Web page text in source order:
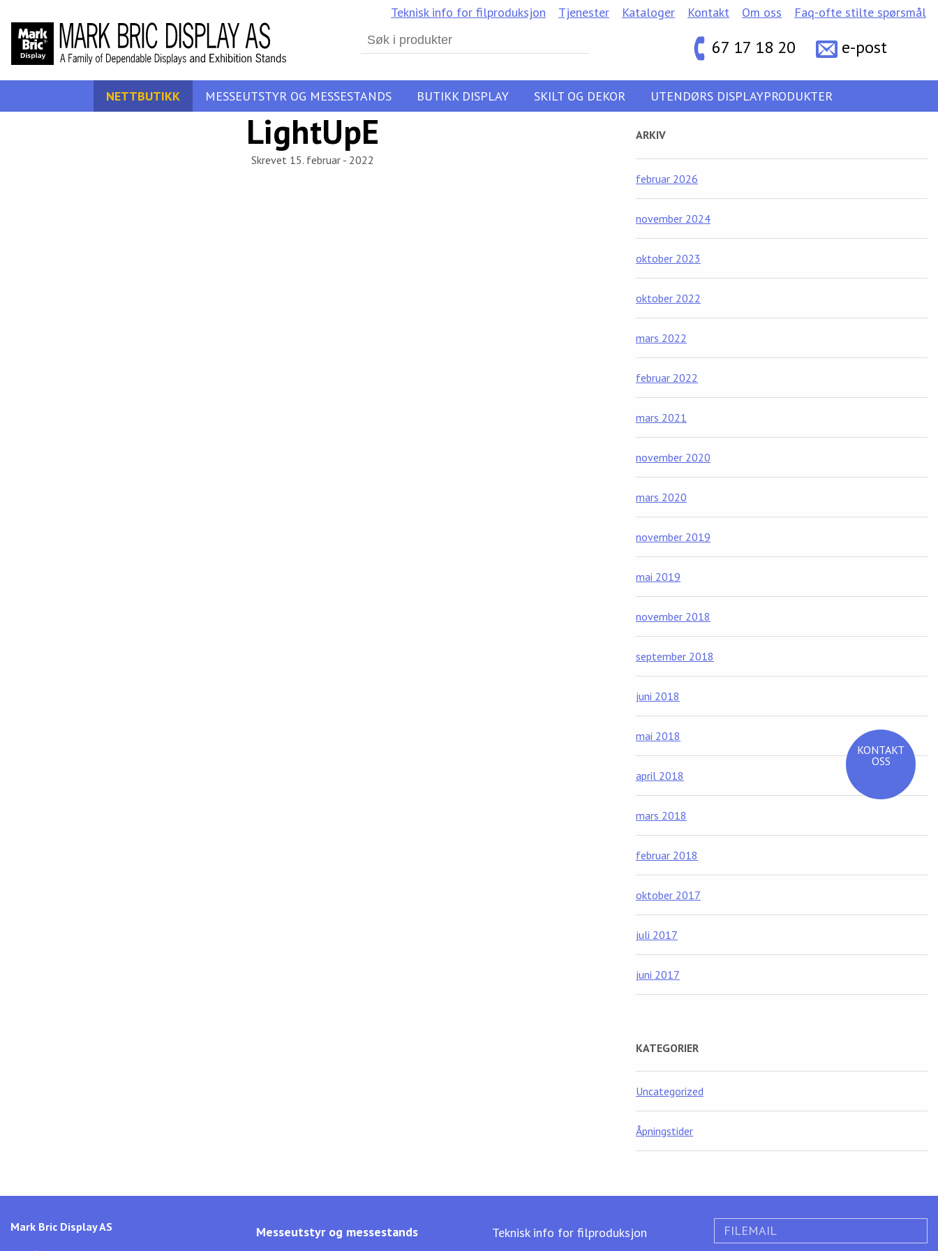
KONTAKT
OSS
Search
for:
67 17 18 20 e-post
Teknisk info for filproduksjon Tjenester Kataloger Kontakt Om oss Faq-ofte stilte spørsmål
NETTBUTIKK MESSEUTSTYR OG MESSESTANDS BUTIKK DISPLAY SKILT OG DEKOR UTENDØRS DISPLAYPRODUKTER
LightUpE
Skrevet 15. februar - 2022
ARKIV
februar 2026
november 2024
oktober 2023
oktober 2022
mars 2022
februar 2022
mars 2021
november 2020
mars 2020
november 2019
mai 2019
november 2018
september 2018
juni 2018
mai 2018
april 2018
mars 2018
februar 2018
oktober 2017
juli 2017
juni 2017
KATEGORIER
Uncategorized
Åpningstider
Messeutstyr og messestands Teknisk info for filproduksjon FILEMAIL
Mark Bric Display AS